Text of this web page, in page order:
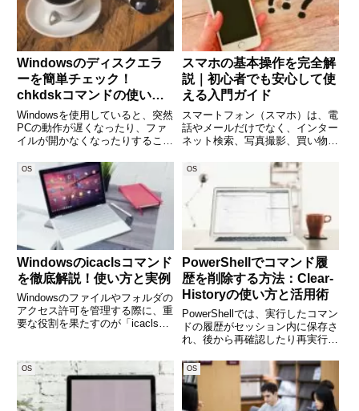
本的な使
場合にも、ファ
Windowsのディスクエラ
ーを簡単チェック！
chkdskコマンドの使い方
とトラブル対応
Windowsを使用していると、突然
PCの動作が遅くなったり、ファ
イルが開かなくなったりすること
ィスクエラーです。そんなときに
役立つのがWindows標準のディス
クチェックツール「chkdsk」コ
マンドです。c
スマホの基本操作を完全解
説｜初心者でも安心して使
える入門ガイド
スマートフォン（スマホ）は、電
話やメールだけでなく、インター
ネット検索、写真撮影、買い物、
の生活に欠かせない存在となりま
した。しかし、初めてスマホを使
う方や、ガラケーから乗り換えた
ばかりの方にとっては、「操作が
OS
Windowsのicaclsコマンド
を徹底解説！使い方と実例
Windowsのファイルやフォルダの
アクセス許可を管理する際に、重
要な役割を果たすのが「icacls」
的な活用方法まで詳しく解説しま
す。管理者としての作業を効率化
し、セキュリティ
OS
PowerShellでコマンド履
歴を削除する方法：Clear-
Historyの使い方と活用術
PowerShellでは、実行したコマン
ドの履歴がセッション内に保存さ
れ、後から再確認したり再実行し
し、セキュリティやプライバシー
の観点から「履歴をクリアした
い」と思う場面もあるでしょう。
そんなときに活躍するのが
OS OS